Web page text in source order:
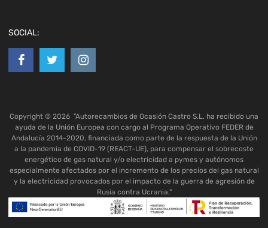
SOCIAL:
Copyright © 2026 "Autorecambios de Ocasión Castro S.L. ha recibido una
ayuda de la Unión Europea con cargo al Programa Operativo FEDER de
Andalucía 2014-2020, financiada como parte de la respuesta de la Unión
a la pandemia de COVID-19 (REACT-UE), para compensar el sobrecoste
energético de gas natural y/o electricidad a pymes y autónomos
especialmente afectados por el incremento de los precios del gas natural
y la electricidad provocados por el impacto de la guerra de agresión de
Rusia contra Ucrania."